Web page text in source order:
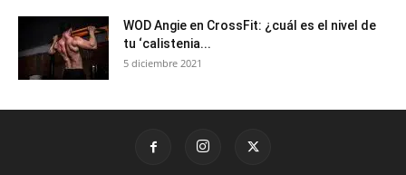
WOD Angie en CrossFit: ¿cuál es el nivel de
tu ‘calistenia...
5 diciembre 2021